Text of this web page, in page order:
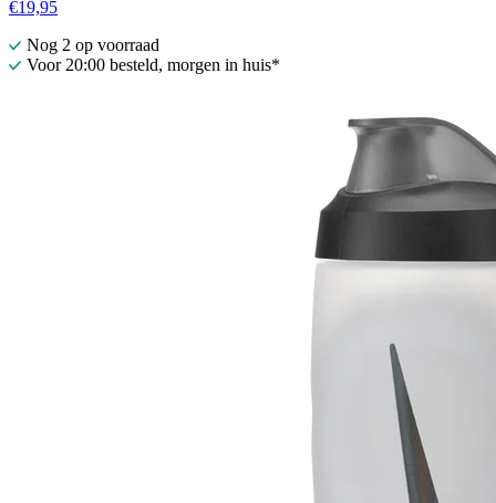
€19,95
Nog 2 op voorraad
Voor 20:00 besteld, morgen in huis*